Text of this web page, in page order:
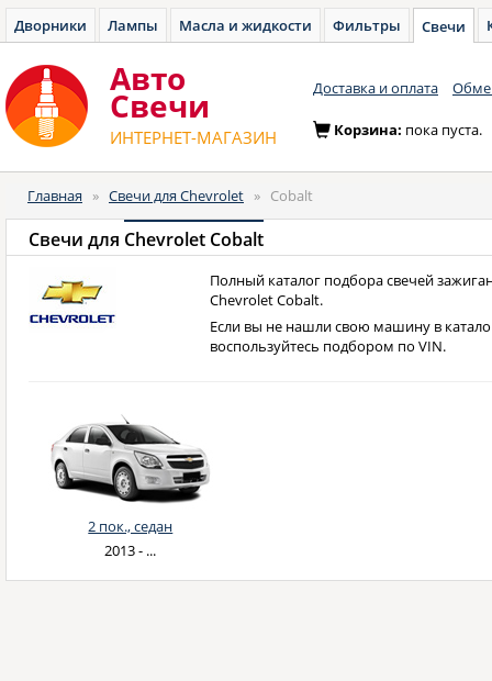
Дворники Лампы Масла и жидкости Фильтры Свечи
Авто
Cвечи
ИНТЕРНЕТ-МАГАЗИН
Доставка и оплата
Корзина: пока пуста.
Главная » Свечи для Chevrolet » Cobalt
Свечи для Chevrolet Cobalt
Полный каталог подбора свечей
Chevrolet Cobalt.
Если вы не нашли свою машину в
воспользуйтесь подбором по VIN.
2 пок., седан
2013 - ...